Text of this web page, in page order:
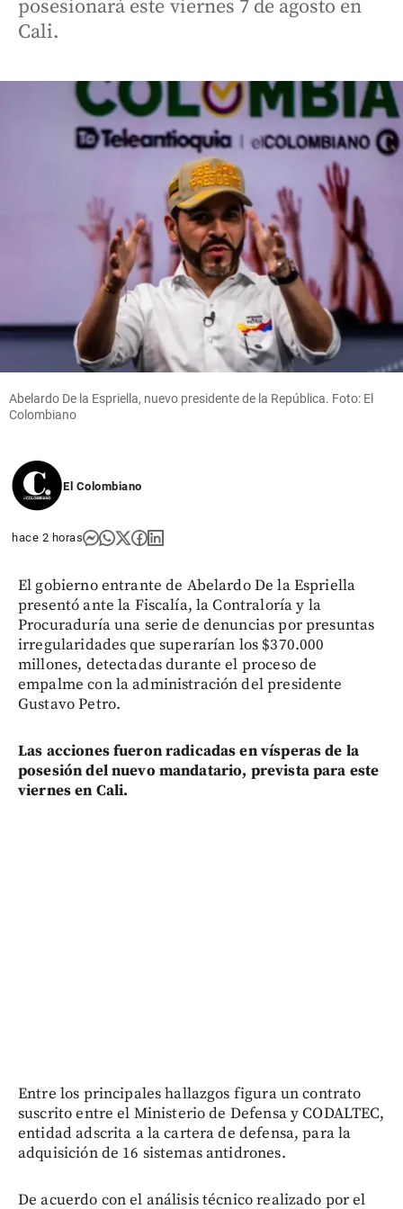
posesionará este viernes 7 de agosto en
Cali.
Abelardo De la Espriella, nuevo presidente de la República. Foto: El
Colombiano
El Colombiano
hace 2 horas
El gobierno entrante de Abelardo De la Espriella
presentó ante la Fiscalía, la Contraloría y la
Procuraduría una serie de denuncias por presuntas
irregularidades que superarían los $370.000
millones, detectadas durante el proceso de
empalme con la administración del presidente
Gustavo Petro.
Las acciones fueron radicadas en vísperas de la
posesión del nuevo mandatario, prevista para este
viernes en Cali.
Entre los principales hallazgos figura un contrato
suscrito entre el Ministerio de Defensa y CODALTEC,
entidad adscrita a la cartera de defensa, para la
adquisición de 16 sistemas antidrones.
De acuerdo con el análisis técnico realizado por el